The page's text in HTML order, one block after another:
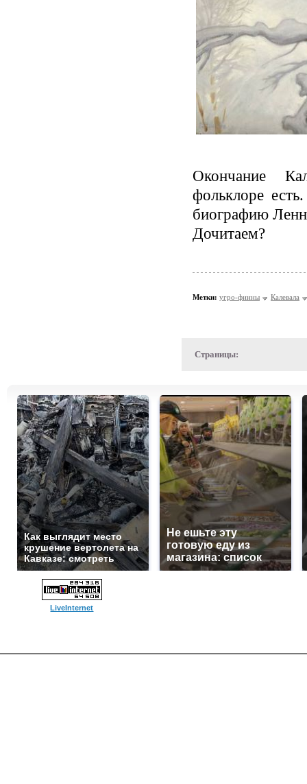
Окончание
фольклоре
биографию
Дочитаем?
Метки: угро-финны Калевала
Страницы:
Как выглядит место
крушение вертолета на
Кавказе: смотреть
Не ешьте эту
готовую еду из
магазина: список
LiveInternet